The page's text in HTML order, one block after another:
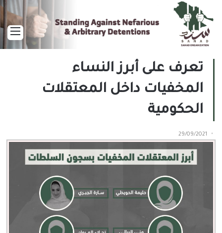
تعرف على أبرز النساء
المخفيات داخل المعتقلات
الحكومية
29/09/2021